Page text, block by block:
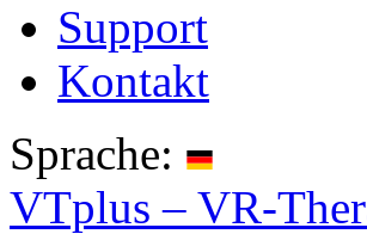
Support
Kontakt
Sprache:
VTplus – VR-